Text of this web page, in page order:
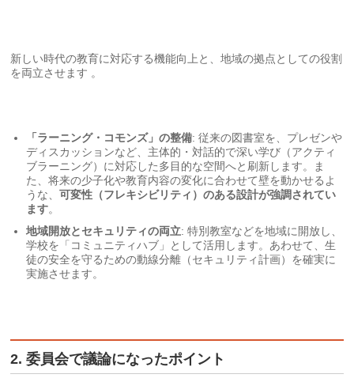
新しい時代の教育に対応する機能向上と、地域の拠点としての役割
を両立させます 。
「ラーニング・コモンズ」の整備: 従来の図書室を、プレゼンや
ディスカッションなど、主体的・対話的で深い学び（アクティ
ブラーニング）に対応した多目的な空間へと刷新します。ま
た、将来の少子化や教育内容の変化に合わせて壁を動かせるよ
うな、可変性（フレキシビリティ）のある設計が強調されてい
ます。
地域開放とセキュリティの両立: 特別教室などを地域に開放し、
学校を「コミュニティハブ」として活用します。あわせて、生
徒の安全を守るための動線分離（セキュリティ計画）を確実に
実施させます。
2. 委員会で議論になったポイント